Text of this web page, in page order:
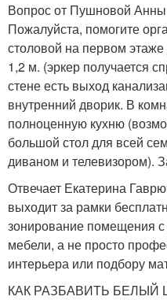
Вопрос от Пушновой
Пожалуйста, помогите
столовой на первом
1,2 м. (эркер получается
стене есть выход
внутренний дворик. В
полноценную кухню
большой стол для всей
диваном и телевизором).
Отвечает Екатерина
выходит за рамки
зонирование помещения с
мебели, а не просто
интерьера или подбору
КАК РАЗБАВИТЬ БЕЛЫЙ